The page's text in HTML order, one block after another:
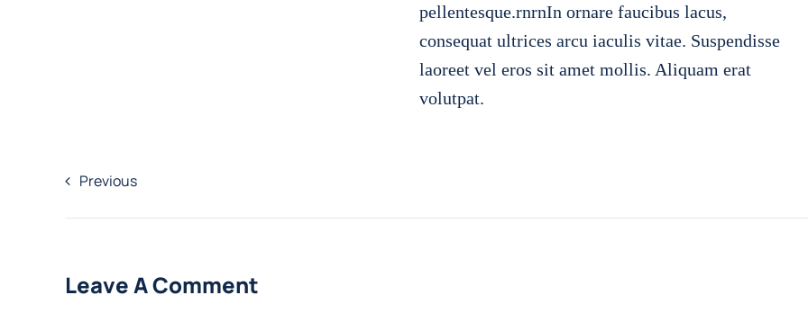
pellentesque.rnrnIn ornare faucibus lacus,
consequat ultrices arcu iaculis vitae. Suspendisse
laoreet vel eros sit amet mollis. Aliquam erat
volutpat.
Previous
Leave A Comment